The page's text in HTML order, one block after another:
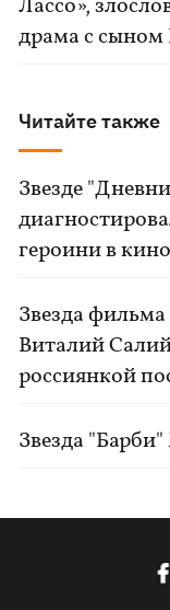
Лассо»,
драма с сыном
Читайте также
Звезде
героини в кино
Звезда
Виталий
россиянкой
Звезда